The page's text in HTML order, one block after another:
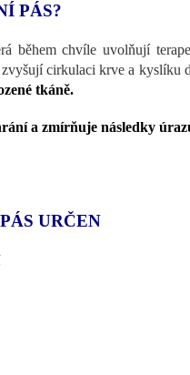
PÁS?
během chvíle uvolňují
cirkulaci krve a
tkáně.
a zmírňuje následky
URČEN